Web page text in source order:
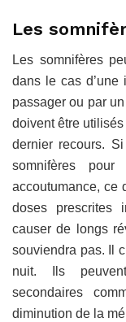
Les
Les somnifères
dans le cas
passager ou par
doivent être
dernier recours.
somnifères
accoutumance, ce
doses prescrites
causer de longs
souviendra pas. Il
nuit. Ils
secondaires
diminution de la